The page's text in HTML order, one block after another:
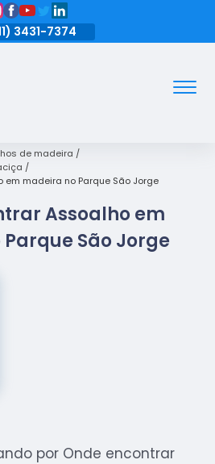
3431-7374
de madeira
madeira no Parque São Jorge
Assoalho em
São Jorge
por Onde encontrar